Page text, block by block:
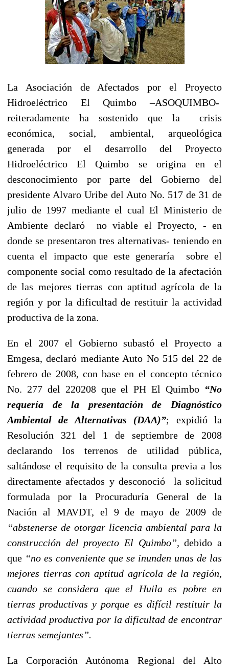
La Asociación de Afectados por el Proyecto
Hidroeléctrico El Quimbo –ASOQUIMBO-
reiteradamente ha sostenido que la crisis
económica, social, ambiental, arqueológica
generada por el desarrollo del Proyecto
Hidroeléctrico El Quimbo se origina en el
desconocimiento por parte del Gobierno del
presidente Alvaro Uribe del Auto No. 517 de 31 de
julio de 1997 mediante el cual El Ministerio de
Ambiente declaró no viable el Proyecto, - en
donde se presentaron tres alternativas- teniendo en
cuenta el impacto que este generaría sobre el
componente social como resultado de la afectación
de las mejores tierras con aptitud agrícola de la
región y por la dificultad de restituir la actividad
productiva de la zona.
En el 2007 el Gobierno subastó el Proyecto a
Emgesa, declaró mediante Auto No 515 del 22 de
febrero de 2008, con base en el concepto técnico
No. 277 del 220208 que el PH El Quimbo “No
requería de la presentación de Diagnóstico
Ambiental de Alternativas (DAA)”; expidió la
Resolución 321 del 1 de septiembre de 2008
declarando los terrenos de utilidad pública,
saltándose el requisito de la consulta previa a los
directamente afectados y desconoció la solicitud
formulada por la Procuraduría General de la
Nación al MAVDT, el 9 de mayo de 2009 de
“abstenerse de otorgar licencia ambiental para la
construcción del proyecto El Quimbo”, debido a
que “no es conveniente que se inunden unas de las
mejores tierras con aptitud agrícola de la región,
cuando se considera que el Huila es pobre en
tierras productivas y porque es difícil restituir la
actividad productiva por la dificultad de encontrar
tierras semejantes”.
La Corporación Autónoma Regional del Alto